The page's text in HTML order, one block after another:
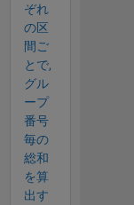
ぞれ
の区
間ご
とで,
グル
ープ
番号
毎の
総和
を算
出す